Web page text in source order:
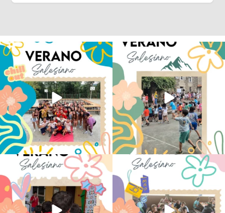
Los alumnos de 6º de Primaria, 1º y 2º
de la ESO...
145 2
La diversión y la alegría también se han
sentido...
92 0
No hay verano sin que sea Salesiano ❤️
💫 en Luz 4
...
0
viviendo la alegría en el campamento
...